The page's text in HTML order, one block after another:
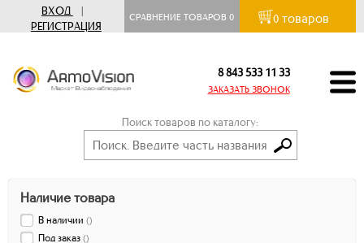
ВХОД
|
РЕГИСТРАЦИЯ
СРАВНЕНИЕ ТОВАРОВ0 0 товаров
8 843 533 11 33
ЗАКАЗАТЬ ЗВОНОК
Поиск товаров по каталогу:
Наличие товара
В наличии ()
Под заказ ()